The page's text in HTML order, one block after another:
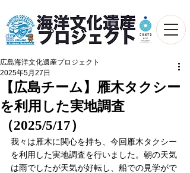
【広島チーム】雁木タクシー
を利用した実地調査
（2025/5/17）
広島海洋文化遺産プロジェクト
2025年5月27日
我々は雁木に関心を持ち、今回雁木タクシー
を利用した実地調査を行いました。朝の天気
は雨でしたが天気が好転し、船での見学がで